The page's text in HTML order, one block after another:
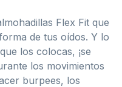
Flex Fit que
de tus oídos. Y lo
los colocas, ¡se
los movimientos
burpees, los